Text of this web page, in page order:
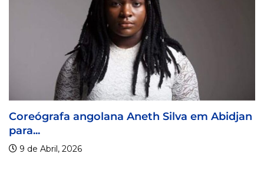
angolana Aneth Silva em Abidjan
2026
Visa For